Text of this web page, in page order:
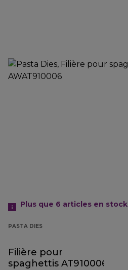
Plus que 6 articles en stock
PASTA DIES
Filière pour
spaghettis AT910006